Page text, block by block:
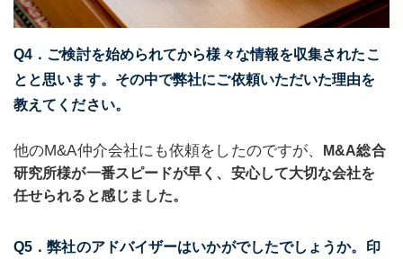
Q4．ご検討を始められてから様々な情報を収集されたこ
とと思います。その中で弊社にご依頼いただいた理由を
教えてください。
他のM&A仲介会社にも依頼をしたのですが、
M&A総合
研究所様が一番スピードが早く、安心して大切な会社を
任せられると感じました。
Q5．弊社のアドバイザーはいかがでしたでしょうか。印